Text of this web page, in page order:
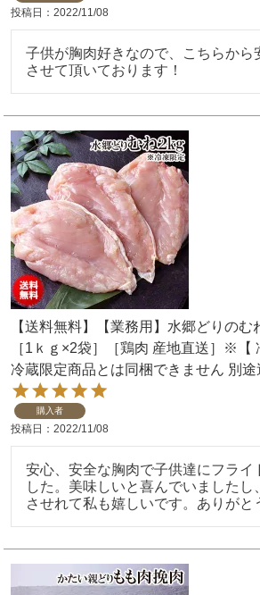
投稿日 2022/11/08
子供が胸肉好きなので、こちらから
させて頂いております！
【送料無料】【業務用】水郷どりのむ
［1ｋｇ×2袋］［鶏肉 産地直送］※【
冷蔵限定商品とは同梱できません 別
購入者
投稿日 2022/11/08
安心、安全な胸肉で子供達にフライ
した。美味しいと喜んでいましたし
させれて私も嬉しいです。ありがと